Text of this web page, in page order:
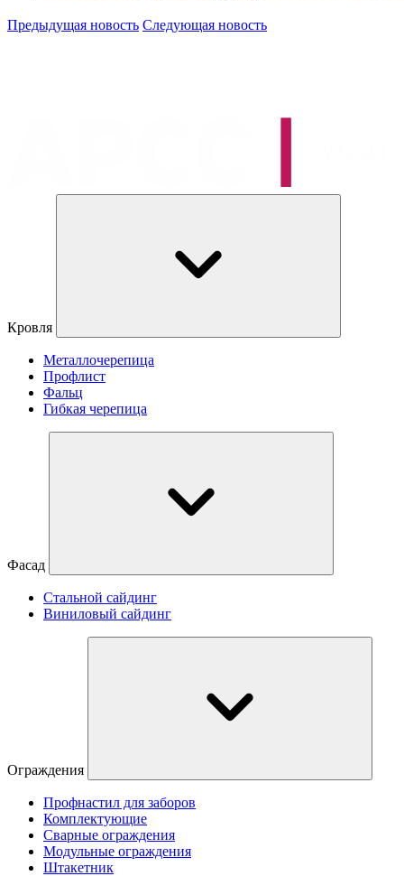
Предыдущая новость Следующая новость
Кровля
Металлочерепица
Профлист
Фальц
Гибкая черепица
Фасад
Стальной сайдинг
Виниловый сайдинг
Ограждения
Профнастил для заборов
Комплектующие
Сварные ограждения
Модульные ограждения
Штакетник